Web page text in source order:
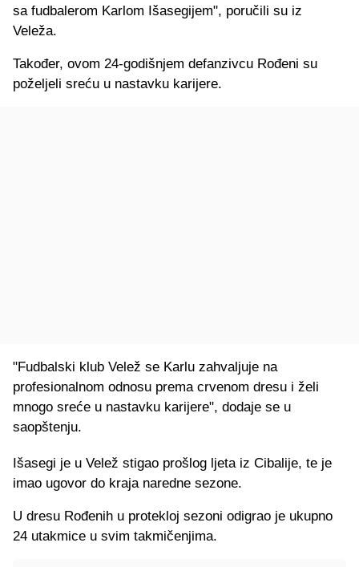
sa fudbalerom Karlom Išasegijem", poručili su iz
Veleža.
Također, ovom 24-godišnjem defanzivcu Rođeni su
poželjeli sreću u nastavku karijere.
"Fudbalski klub Velež se Karlu zahvaljuje na
profesionalnom odnosu prema crvenom dresu i želi
mnogo sreće u nastavku karijere", dodaje se u
saopštenju.
Išasegi je u Velež stigao prošlog ljeta iz Cibalije, te je
imao ugovor do kraja naredne sezone.
U dresu Rođenih u protekloj sezoni odigrao je ukupno
24 utakmice u svim takmičenjima.